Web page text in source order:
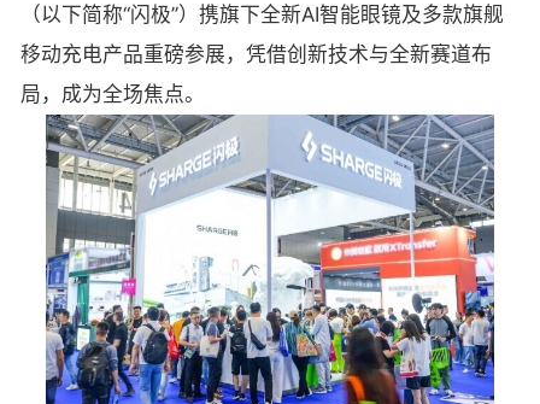
（以下简称“闪极”）携旗下全新AI智能眼镜及多款旗舰
移动充电产品重磅参展，凭借创新技术与全新赛道布
局，成为全场焦点。